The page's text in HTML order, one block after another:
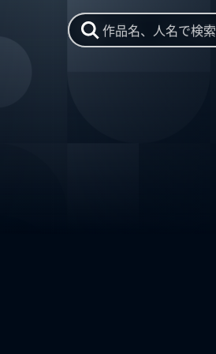
作品名、人名で検索